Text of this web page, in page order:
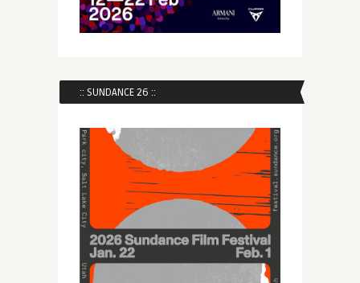
:: SUNDANCE 26 ::